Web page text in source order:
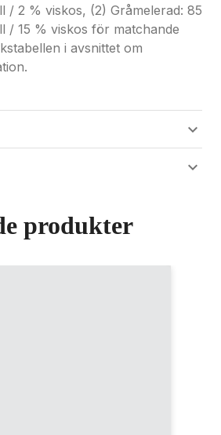
/ 2 % viskos, (2) Gråmelerad: 85
/ 15 % viskos för matchande
i avsnittet om
produkter